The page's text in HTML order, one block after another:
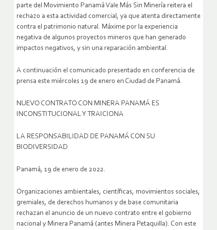
parte del Movimiento Panamá Vale Más Sin Minería reitera el
rechazo a esta actividad comercial, ya que atenta directamente
contra el patrimonio natural. Máxime por la experiencia
negativa de algunos proyectos mineros que han generado
impactos negativos, y sin una reparación ambiental.
A continuación el comunicado presentado en conferencia de
prensa este miércoles 19 de enero en Ciudad de Panamá.
NUEVO CONTRATO CON MINERA PANAMÁ ES
INCONSTITUCIONAL Y TRAICIONA
LA RESPONSABILIDAD DE PANAMÁ CON SU
BIODIVERSIDAD
Panamá, 19 de enero de 2022.
Organizaciones ambientales, científicas, movimientos sociales,
gremiales, de derechos humanos y de base comunitaria
rechazan el anuncio de un nuevo contrato entre el gobierno
nacional y Minera Panamá (antes Minera Petaquilla). Con este